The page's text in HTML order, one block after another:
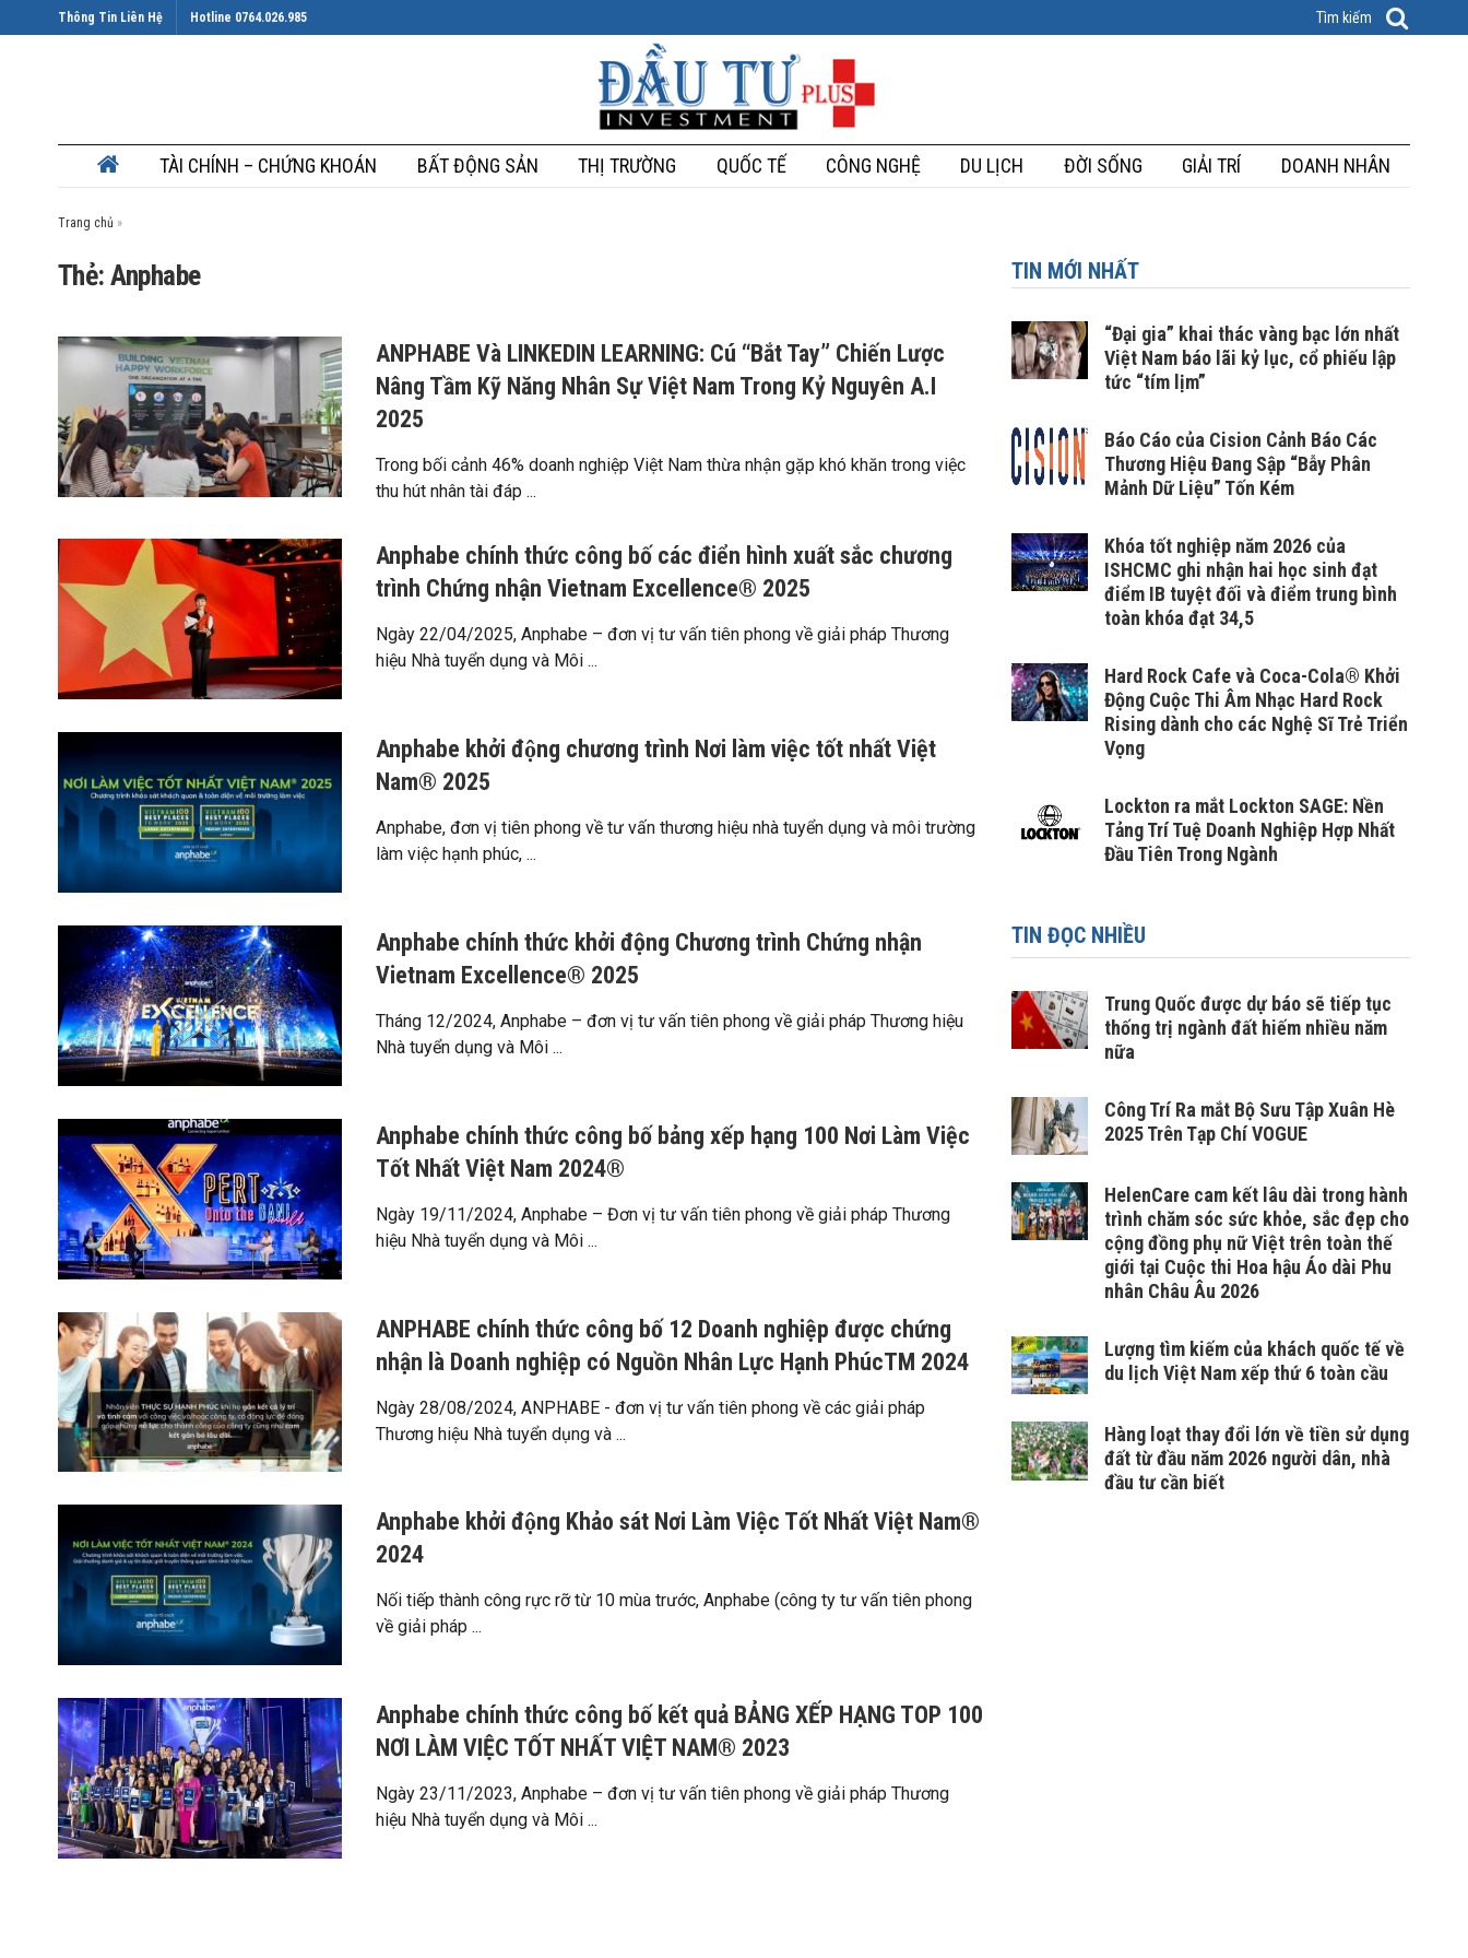
Thông Tin Liên Hệ Hotline 0764.026.985
TÀI CHÍNH – CHỨNG KHOÁN BẤT ĐỘNG SẢN THỊ TRƯỜNG QUỐC TẾ CÔNG NGHỆ DU LỊCH ĐỜI SỐNG GIẢI TRÍ DOANH NHÂN
Trang chủ »
Thẻ: Anphabe
ANPHABE Và LINKEDIN LEARNING: Cú “Bắt Tay” Chiến Lược
Nâng Tầm Kỹ Năng Nhân Sự Việt Nam Trong Kỷ Nguyên A.I
2025
Trong bối cảnh 46% doanh nghiệp Việt Nam thừa nhận gặp khó khăn trong việc
thu hút nhân tài đáp ...
Anphabe chính thức công bố các điển hình xuất sắc chương
trình Chứng nhận Vietnam Excellence® 2025
Ngày 22/04/2025, Anphabe – đơn vị tư vấn tiên phong về giải pháp Thương
hiệu Nhà tuyển dụng và Môi ...
Anphabe khởi động chương trình Nơi làm việc tốt nhất Việt
Nam® 2025
Anphabe, đơn vị tiên phong về tư vấn thương hiệu nhà tuyển dụng và môi trường
làm việc hạnh phúc, ...
Anphabe chính thức khởi động Chương trình Chứng nhận
Vietnam Excellence® 2025
Tháng 12/2024, Anphabe – đơn vị tư vấn tiên phong về giải pháp Thương hiệu
Nhà tuyển dụng và Môi ...
Anphabe chính thức công bố bảng xếp hạng 100 Nơi Làm Việc
Tốt Nhất Việt Nam 2024®
Ngày 19/11/2024, Anphabe – Đơn vị tư vấn tiên phong về giải pháp Thương
hiệu Nhà tuyển dụng và Môi ...
ANPHABE chính thức công bố 12 Doanh nghiệp được chứng
nhận là Doanh nghiệp có Nguồn Nhân Lực Hạnh PhúcTM 2024
Ngày 28/08/2024, ANPHABE - đơn vị tư vấn tiên phong về các giải pháp
Thương hiệu Nhà tuyển dụng và ...
Anphabe khởi động Khảo sát Nơi Làm Việc Tốt Nhất Việt Nam®
2024
Nối tiếp thành công rực rỡ từ 10 mùa trước, Anphabe (công ty tư vấn tiên phong
về giải pháp ...
Anphabe chính thức công bố kết quả BẢNG XẾP HẠNG TOP 100
NƠI LÀM VIỆC TỐT NHẤT VIỆT NAM® 2023
Ngày 23/11/2023, Anphabe – đơn vị tư vấn tiên phong về giải pháp Thương
hiệu Nhà tuyển dụng và Môi ...
TIN MỚI NHẤT
“Đại gia” khai thác vàng bạc lớn nhất
Việt Nam báo lãi kỷ lục, cổ phiếu lập
tức “tím lịm”
Báo Cáo của Cision Cảnh Báo Các
Thương Hiệu Đang Sập “Bẫy Phân
Mảnh Dữ Liệu” Tốn Kém
Khóa tốt nghiệp năm 2026 của
ISHCMC ghi nhận hai học sinh đạt
điểm IB tuyệt đối và điểm trung bình
toàn khóa đạt 34,5
Hard Rock Cafe và Coca-Cola® Khởi
Động Cuộc Thi Âm Nhạc Hard Rock
Rising dành cho các Nghệ Sĩ Trẻ Triển
Vọng
Lockton ra mắt Lockton SAGE: Nền
Tảng Trí Tuệ Doanh Nghiệp Hợp Nhất
Đầu Tiên Trong Ngành
TIN ĐỌC NHIỀU
Trung Quốc được dự báo sẽ tiếp tục
thống trị ngành đất hiếm nhiều năm
nữa
Công Trí Ra mắt Bộ Sưu Tập Xuân Hè
2025 Trên Tạp Chí VOGUE
HelenCare cam kết lâu dài trong hành
trình chăm sóc sức khỏe, sắc đẹp cho
cộng đồng phụ nữ Việt trên toàn thế
giới tại Cuộc thi Hoa hậu Áo dài Phu
nhân Châu Âu 2026
Lượng tìm kiếm của khách quốc tế về
du lịch Việt Nam xếp thứ 6 toàn cầu
Hàng loạt thay đổi lớn về tiền sử dụng
đất từ đầu năm 2026 người dân, nhà
đầu tư cần biết